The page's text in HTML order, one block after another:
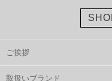
ご挨拶
取扱いブランド